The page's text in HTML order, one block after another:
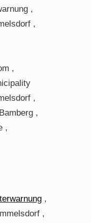
,
,
,
,
,
,
,
,